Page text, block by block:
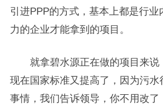
引进PPP的方式，基本上都是行业
力的企业才能拿到的项目。
就拿碧水源正在做的项目来说
现在国家标准又提高了，因为污水
事情，我们告诉领导，你不用改了